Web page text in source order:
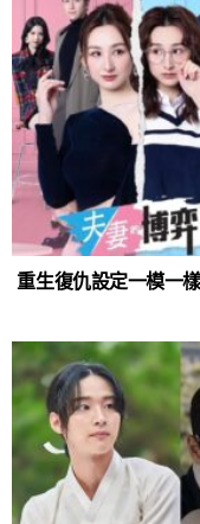
重生復仇設定一模一